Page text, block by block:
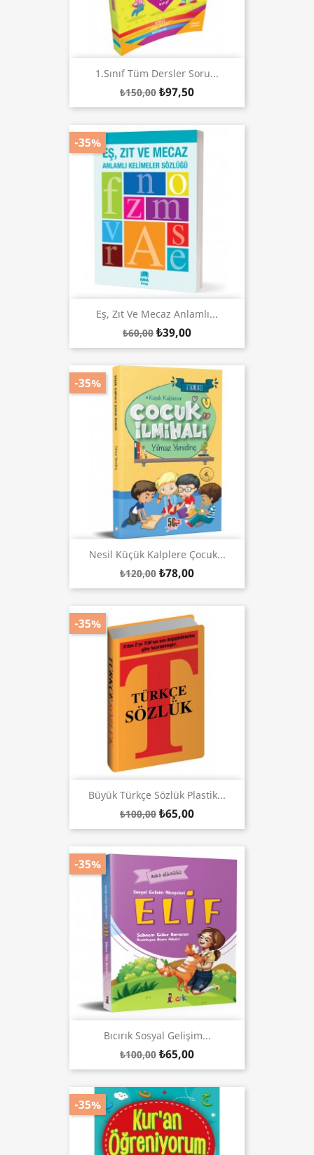
1.Sınıf Tüm Dersler Soru...
₺150,00 ₺97,50
Eş, Zıt Ve Mecaz Anlamlı...
₺60,00 ₺39,00
-35%
Nesil Küçük Kalplere Çocuk...
₺120,00 ₺78,00
-35%
Büyük Türkçe Sözlük Plastik...
₺100,00 ₺65,00
-35%
Bıcırık Sosyal Gelişim...
₺100,00 ₺65,00
-35%
-35%